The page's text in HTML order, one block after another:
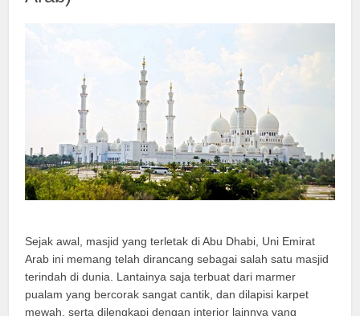
Sejak awal, masjid yang terletak di Abu Dhabi, Uni Emirat
Arab ini memang telah dirancang sebagai salah satu masjid
terindah di dunia. Lantainya saja terbuat dari marmer
pualam yang bercorak sangat cantik, dan dilapisi karpet
mewah, serta dilengkapi dengan interior lainnya yang